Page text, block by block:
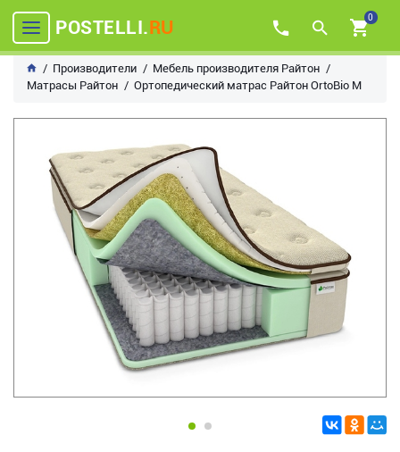
POSTELLI.RU 0
Производители
Мебель производителя Райтон
Матрасы Райтон
Ортопедический матрас Райтон OrtoBio M